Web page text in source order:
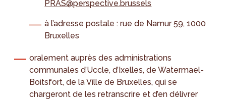
PRAS@perspective.brussels
à l’adresse postale : rue de Namur 59, 1000
Bruxelles
oralement auprès des administrations
communales d’Uccle, d’Ixelles, de Watermael-
Boitsfort, de la Ville de Bruxelles, qui se
chargeront de les retranscrire et d’en délivrer